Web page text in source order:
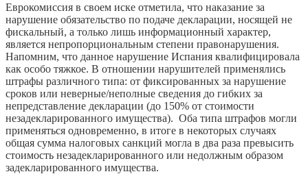
Еврокомиссия в своем иске отметила, что наказание за
нарушение обязательство по подаче декларации, носящей не
фискальный, а только лишь информационный характер,
является непропорциональным степени правонарушения.
Напомним, что данное нарушение Испания квалифицировала
как особо тяжкое. В отношении нарушителей применялись
штрафы различного типа: от фиксированных за нарушение
сроков или неверные/неполные сведения до гибких за
непредставление декларации (до 150% от стоимости
незадекларированного имущества). Оба типа штрафов могли
применяться одновременно, в итоге в некоторых случаях
общая сумма налоговых санкций могла в два раза превысить
стоимость незадекларированного или недолжным образом
задекларированного имущества.